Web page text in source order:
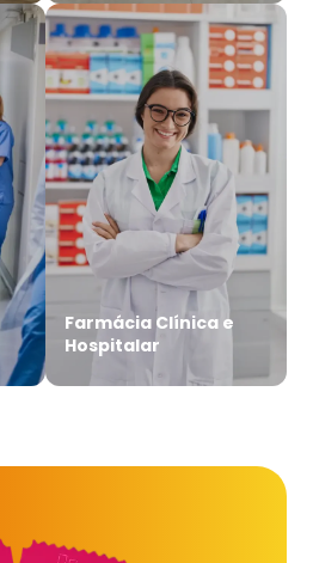
Farmácia Clínica e
Hospitalar